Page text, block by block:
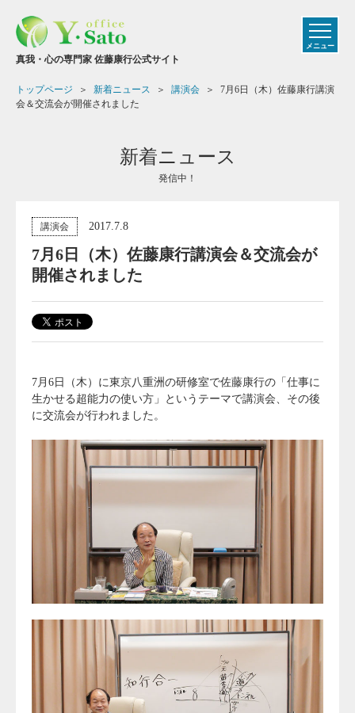
真我・心の専門家 佐藤康行公式サイト
メニュー
トップページ 新着ニュース 講演会
7月6日（木）佐藤康行講演
会＆交流会が開催されました
新着ニュース
発信中！
講演会 2017.7.8
7月6日（木）佐藤康行講演会＆交流会が
開催されました
7月6日（木）に東京八重洲の研修室で佐藤康行の「仕事に
生かせる超能力の使い方」というテーマで講演会、その後
に交流会が行われました。